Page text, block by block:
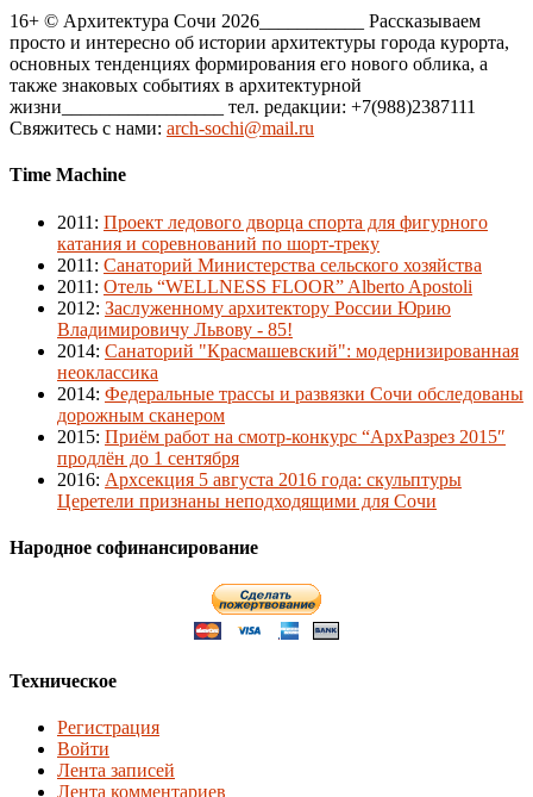
16+ © Архитектура Сочи 2026___________ Рассказываем
просто и интересно об истории архитектуры города курорта,
основных тенденциях формирования его нового облика, а
также знаковых событиях в архитектурной
жизни_________________ тел. редакции: +7(988)2387111
Свяжитесь с нами: arch-sochi@mail.ru
Time Machine
2011 : Проект ледового дворца спорта для фигурного
катания и соревнований по шорт-треку
2011 : Санаторий Министерства сельского хозяйства
2011 : Отель “WELLNESS FLOOR” Alberto Apostoli
2012: Заслуженному архитектору России Юрию
Владимировичу Львову - 85!
2014: Санаторий "Красмашевский": модернизированная
неоклассика
2014: Федеральные трассы и развязки Сочи обследованы
дорожным сканером
2015: Приём работ на смотр-конкурс “АрхРазрез 2015″
продлён до 1 сентября
2016: Архсекция 5 августа 2016 года: скульптуры
Церетели признаны неподходящими для Сочи
Народное софинансирование
Техническое
Регистрация
Войти
Лента записей
Лента комментариев